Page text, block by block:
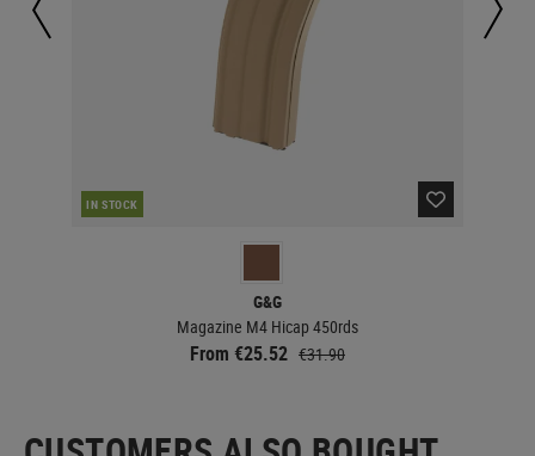
IN STOCK
G&G
Magazine M4 Hicap 450rds
From €25.52 €31.90